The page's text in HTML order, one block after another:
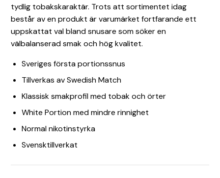
tydlig tobakskaraktär. Trots att sortimentet idag
består av en produkt är varumärket fortfarande ett
uppskattat val bland snusare som söker en
välbalanserad smak och hög kvalitet.
Sveriges första portionssnus
Tillverkas av Swedish Match
Klassisk smakprofil med tobak och örter
White Portion med mindre rinnighet
Normal nikotinstyrka
Svensktillverkat